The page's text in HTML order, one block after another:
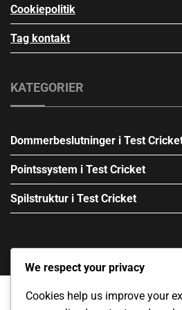
Cookiepolitik
Tag kontakt
KATEGORIER
Dommerbeslutninger i Test
Pointssystem i Test Cricket
Spilstruktur i Test Cricket
We respect your privacy
Cookies help us improve your